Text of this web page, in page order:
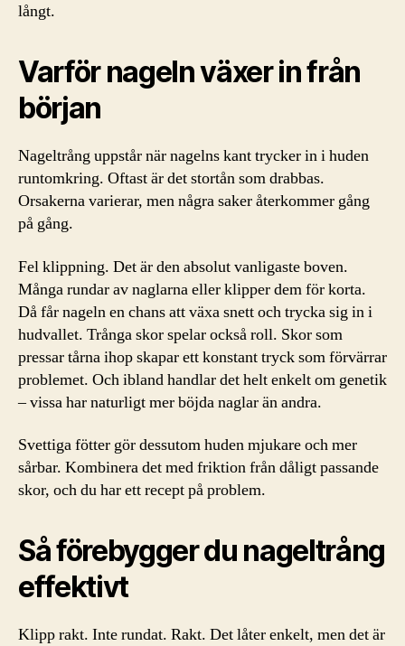
långt.
Varför nageln växer in från
början
Nageltrång uppstår när nagelns kant trycker in i huden
runtomkring. Oftast är det stortån som drabbas.
Orsakerna varierar, men några saker återkommer gång
på gång.
Fel klippning. Det är den absolut vanligaste boven.
Många rundar av naglarna eller klipper dem för korta.
Då får nageln en chans att växa snett och trycka sig in i
hudvallet. Trånga skor spelar också roll. Skor som
pressar tårna ihop skapar ett konstant tryck som förvärrar
problemet. Och ibland handlar det helt enkelt om genetik
– vissa har naturligt mer böjda naglar än andra.
Svettiga fötter gör dessutom huden mjukare och mer
sårbar. Kombinera det med friktion från dåligt passande
skor, och du har ett recept på problem.
Så förebygger du nageltrång
effektivt
Klipp rakt. Inte rundat. Rakt. Det låter enkelt, men det är